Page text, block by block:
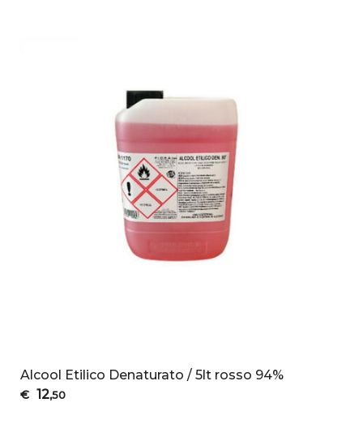
Alcool Etilico Denaturato / 5lt rosso 94%
€ 12,50